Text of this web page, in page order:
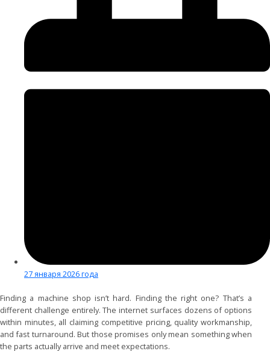
27 января 2026 года
Finding a machine shop isn’t hard. Finding the right one? That’s a
different challenge entirely. The internet surfaces dozens of options
within minutes, all claiming competitive pricing, quality workmanship,
and fast turnaround. But those promises only mean something when
the parts actually arrive and meet expectations.